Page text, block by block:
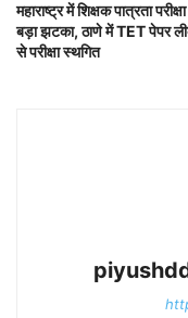
महाराष्ट्र में शिक्षक पात्रता
बड़ा झटका, ठाणे में TET पेपर
से परीक्षा स्थगित